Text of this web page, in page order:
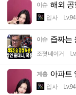
이슈 해외 공
입사 Lv.94
이슈 즙짜는
조졋네이거
계층 아파트
입사 Lv.94